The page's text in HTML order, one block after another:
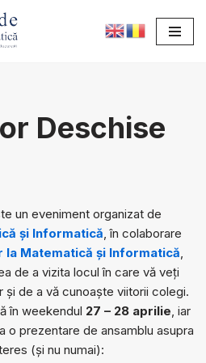
Deschise
un eveniment organizat de
și Informatică, în colaborare
Matematică și Informatică,
de a vizita locul în care vă veți
de a vă cunoaște viitorii colegi.
în weekendul 27 – 28 aprilie, iar
o prezentare de ansamblu asupra
(și nu numai):